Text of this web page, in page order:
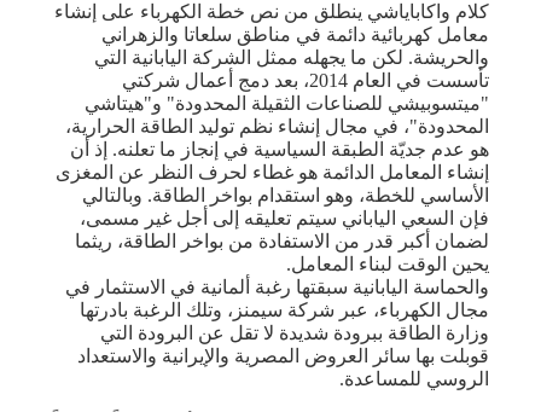
كلام واكاباياشي ينطلق من نص خطة الكهرباء على إنشاء
معامل كهربائية دائمة في مناطق سلعاتا والزهراني
والحريشة. لكن ما يجهله ممثل الشركة اليابانية التي
تأسست في العام 2014، بعد دمج أعمال شركتي
"ميتسوبيشي للصناعات الثقيلة المحدودة" و"هيتاشي
المحدودة"، في مجال إنشاء نظم توليد الطاقة الحرارية،
هو عدم جديّة الطبقة السياسية في إنجاز ما تعلنه. إذ أن
إنشاء المعامل الدائمة هو غطاء لحرف النظر عن المغزى
الأساسي للخطة، وهو استقدام بواخر الطاقة. وبالتالي
فإن السعي الياباني سيتم تعليقه إلى أجل غير مسمى،
لضمان أكبر قدر من الاستفادة من بواخر الطاقة، ريثما
يحين الوقت لبناء المعامل.
والحماسة اليابانية سبقتها رغبة ألمانية في الاستثمار في
مجال الكهرباء، عبر شركة سيمنز، وتلك الرغبة بادرتها
وزارة الطاقة ببرودة شديدة لا تقل عن البرودة التي
قوبلت بها سائر العروض المصرية والإيرانية والاستعداد
الروسي للمساعدة.